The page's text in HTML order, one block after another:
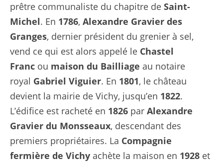
prêtre communaliste du chapitre de Saint-
Michel. En 1786, Alexandre Gravier des
Granges, dernier président du grenier à sel,
vend ce qui est alors appelé le Chastel
Franc ou maison du Bailliage au notaire
royal Gabriel Viguier. En 1801, le château
devient la mairie de Vichy, jusqu’en 1822.
L’édifice est racheté en 1826 par Alexandre
Gravier du Monsseaux, descendant des
premiers propriétaires. La Compagnie
fermière de Vichy achète la maison en 1928 et